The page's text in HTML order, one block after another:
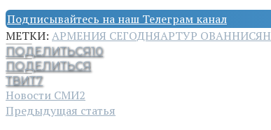
Подписывайтесь на наш Телеграм канал
МЕТКИ: АРМЕНИЯ СЕГОДНЯАРТУР ОВАННИСЯН
ПОДЕЛИТЬСЯ10
ПОДЕЛИТЬСЯ
ТВИТ7
Новости СМИ2
Предыдущая статья